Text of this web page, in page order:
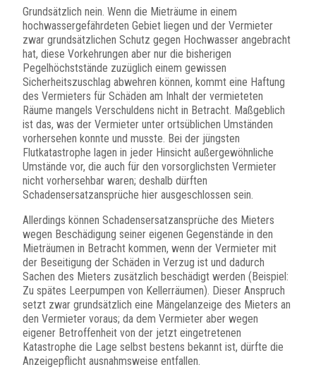
Grundsätzlich nein. Wenn die Mieträume in einem
hochwassergefährdeten Gebiet liegen und der Vermieter
zwar grundsätzlichen Schutz gegen Hochwasser angebracht
hat, diese Vorkehrungen aber nur die bisherigen
Pegelhöchststände zuzüglich einem gewissen
Sicherheitszuschlag abwehren können, kommt eine Haftung
des Vermieters für Schäden am Inhalt der vermieteten
Räume mangels Verschuldens nicht in Betracht. Maßgeblich
ist das, was der Vermieter unter ortsüblichen Umständen
vorhersehen konnte und musste. Bei der jüngsten
Flutkatastrophe lagen in jeder Hinsicht außergewöhnliche
Umstände vor, die auch für den vorsorglichsten Vermieter
nicht vorhersehbar waren; deshalb dürften
Schadensersatzansprüche hier ausgeschlossen sein.
Allerdings können Schadensersatzansprüche des Mieters
wegen Beschädigung seiner eigenen Gegenstände in den
Mieträumen in Betracht kommen, wenn der Vermieter mit
der Beseitigung der Schäden in Verzug ist und dadurch
Sachen des Mieters zusätzlich beschädigt werden (Beispiel:
Zu spätes Leerpumpen von Kellerräumen). Dieser Anspruch
setzt zwar grundsätzlich eine Mängelanzeige des Mieters an
den Vermieter voraus; da dem Vermieter aber wegen
eigener Betroffenheit von der jetzt eingetretenen
Katastrophe die Lage selbst bestens bekannt ist, dürfte die
Anzeigepflicht ausnahmsweise entfallen.